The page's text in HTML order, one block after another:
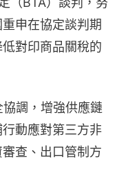
申在協定談判期
對印商品關稅的
調，增強供應鏈
動應對第三方非
查、出口管制方